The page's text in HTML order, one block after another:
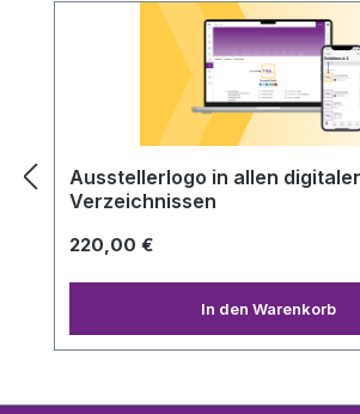
Produktgalerie überspringen
Ausstellerlogo in allen
Verzeichnissen
220,00 €
In den Warenkorb